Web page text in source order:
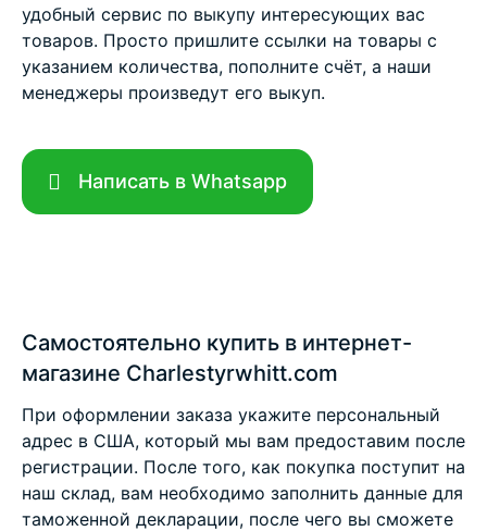
удобный сервис по выкупу интересующих вас
товаров. Просто пришлите ссылки на товары с
указанием количества, пополните счёт, а наши
менеджеры произведут его выкуп.
Написать в Whatsapp
Самостоятельно купить в интернет-
магазине Charlestyrwhitt.com
При оформлении заказа укажите персональный
адрес в США, который мы вам предоставим после
регистрации. После того, как покупка поступит на
наш склад, вам необходимо заполнить данные для
таможенной декларации, после чего вы сможете